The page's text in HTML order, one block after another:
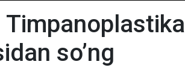
Timpanoplastika
so’ng